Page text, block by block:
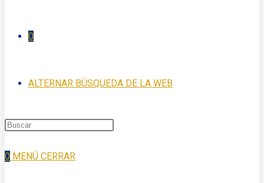
0
ALTERNAR BÚSQUEDA DE LA WEB
0 MENÚ CERRAR